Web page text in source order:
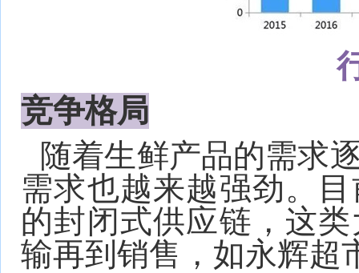
竞争格局
随着生鲜产品的需求
需求也越来越强劲。
的封闭式供应链，这
输再到销售，如永辉超